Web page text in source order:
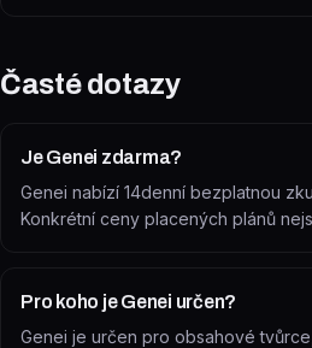
Časté dotazy
Je Genei zdarma?
Genei nabízí 14denní bezplatnou
Konkrétní ceny placených plánů
Pro koho je Genei určen?
Genei je určen pro obsahové